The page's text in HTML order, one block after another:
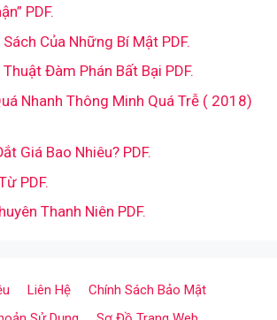
PDF.
Của Những Bí Mật PDF.
Đàm Phán Bất Bại PDF.
Nhanh Thông Minh Quá Trễ ( 2018)
Giá Bao Nhiêu? PDF.
PDF.
Thanh Niên PDF.
Liên Hệ
Chính Sách Bảo Mật